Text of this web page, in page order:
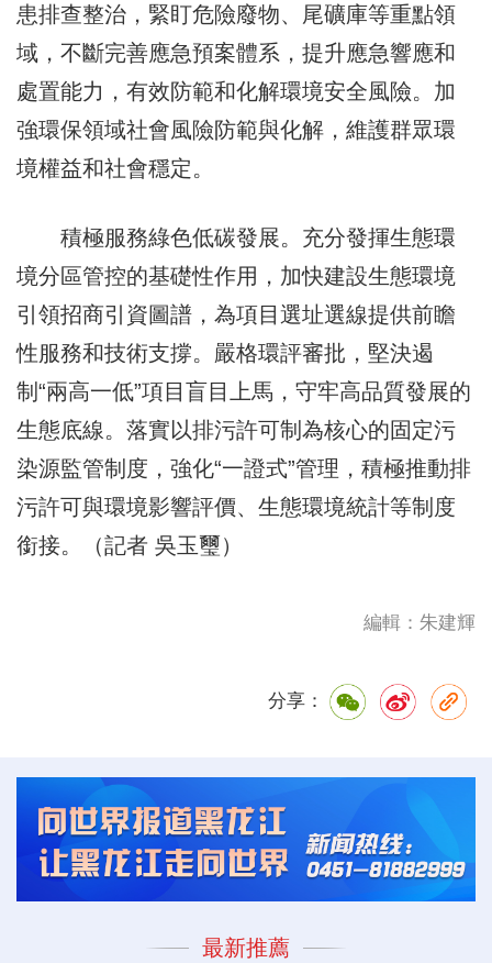
患排查整治，緊盯危險廢物、尾礦庫等重點領
域，不斷完善應急預案體系，提升應急響應和
處置能力，有效防範和化解環境安全風險。加
強環保領域社會風險防範與化解，維護群眾環
境權益和社會穩定。
積極服務綠色低碳發展。充分發揮生態環
境分區管控的基礎性作用，加快建設生態環境
引領招商引資圖譜，為項目選址選線提供前瞻
性服務和技術支撐。嚴格環評審批，堅決遏
制“兩高一低”項目盲目上馬，守牢高品質發展的
生態底線。落實以排污許可制為核心的固定污
染源監管制度，強化“一證式”管理，積極推動排
污許可與環境影響評價、生態環境統計等制度
銜接。（記者 吳玉璽）
編輯：朱建輝
分享：
最新推薦